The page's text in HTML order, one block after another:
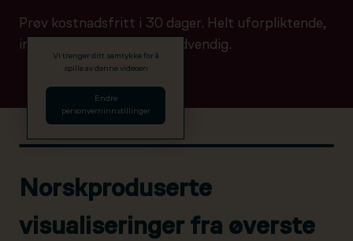
Prøv kostnadsfritt i 30 dager. Helt uforpliktende,
ingen betalingsdetaljer nødvendig.
Vi trenger ditt samtykke for å
spille av denne videoen
Endre
personverninnstillinger
Norskproduserte
visualiseringer fra øverste